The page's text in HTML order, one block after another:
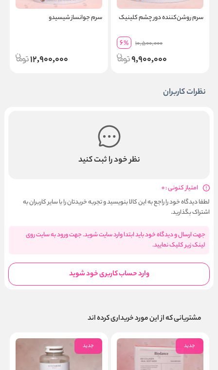
سرم روشن‌کننده دور چشم کلینیک
10,500,000
6%
9,900,000
سرم جوانساز شیسیدو
12,900,000
نظرات کاربران
نظر خود را ثبت کنید
امتیاز کنونی : 0
لطفا دیدگاه خود را راجع به این کالا بنویسید و تجربه خریدتان را با سایر کاربران به
اشتراک بگذارید.
جهت ارسال و دیدگاه خود باید ابتدا وارد سایت شوید. جهت ورود به سایت روی
لینک زیر کلیک نمایید.
وارد حساب کاربری خود شوید
مشتریانی که از این مورد خریداری کرده اند
جدید جدید